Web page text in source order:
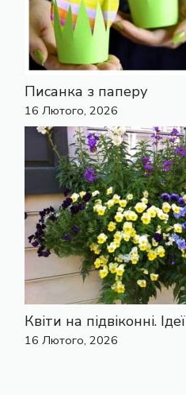
Писанка з паперу
16 Лютого, 2026
Квіти на підвіконні. Ідеї
16 Лютого, 2026